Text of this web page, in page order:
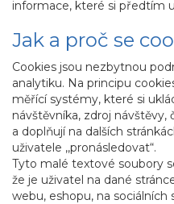
informace, které si předtím
Jak a proč se
Cookies jsou nezbytnou
analytiku. Na principu
měřící systémy, které si
návštěvníka, zdroj návštěvy,
a doplňují na dalších
uživatele ,,pronásledovat“.
Tyto malé textové soubory
že je uživatel na dané
webu, eshopu, na sociálních